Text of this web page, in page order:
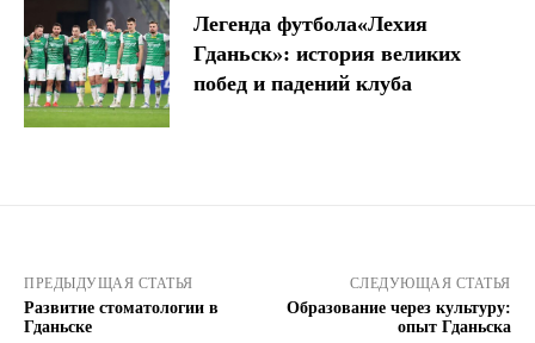
Легенда футбола«Лехия
Гданьск»: история великих
побед и падений клуба
ПРЕДЫДУЩАЯ СТАТЬЯ
Развитие стоматологии в
Гданьске
СЛЕДУЮЩАЯ СТАТЬЯ
Образование через культуру:
опыт Гданьска